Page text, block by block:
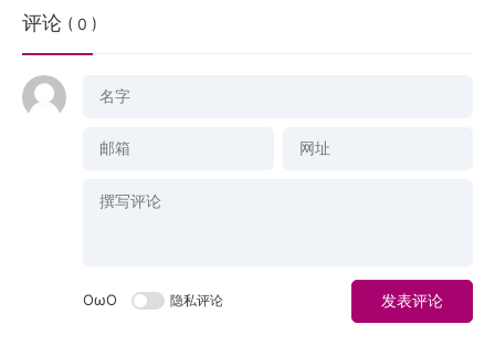
评论 ( 0 )
OωO 隐私评论 发表评论